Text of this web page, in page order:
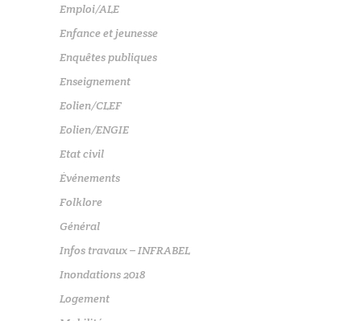
Emploi/ALE
Enfance et jeunesse
Enquêtes publiques
Enseignement
Eolien/CLEF
Eolien/ENGIE
Etat civil
Événements
Folklore
Général
Infos travaux – INFRABEL
Inondations 2018
Logement